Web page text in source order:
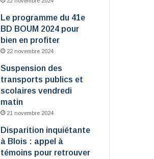
Le programme du 41e
BD BOUM 2024 pour
bien en profiter
22 novembre 2024
Suspension des
transports publics et
scolaires vendredi
matin
21 novembre 2024
Disparition inquiétante
à Blois : appel à
témoins pour retrouver